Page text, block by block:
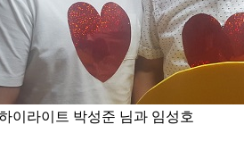
이라이트 박성준 님과 임성호